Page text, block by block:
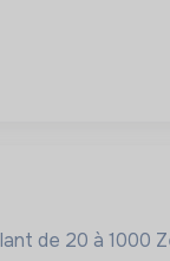
de 20 à 1000